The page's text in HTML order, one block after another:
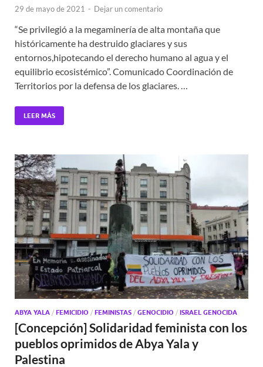
29 de mayo de 2021 - Dejar un comentario
“Se privilegió a la megaminería de alta montaña que
históricamente ha destruido glaciares y sus
entornos,hipotecando el derecho humano al agua y el
equilibrio ecosistémico”. Comunicado Coordinación de
Territorios por la defensa de los glaciares. …
LEER MÁS
ABYA YALA / FEMICIDIO / FEMINISTAS / GENOCIDIO / ISRAEL GENOCIDA
[Concepción] Solidaridad feminista con los
pueblos oprimidos de Abya Yala y
Palestina